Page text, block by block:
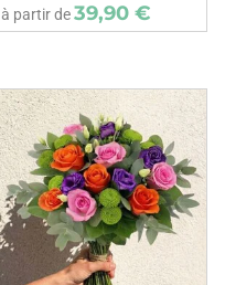
à partir de39,90 €